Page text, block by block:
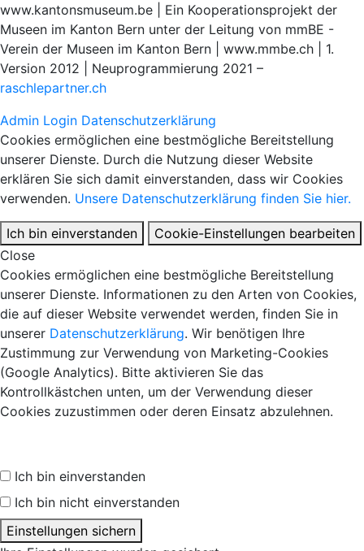
www.kantonsmuseum.be | Ein Kooperationsprojekt der
Museen im Kanton Bern unter der Leitung von mmBE -
Verein der Museen im Kanton Bern | www.mmbe.ch | 1.
Version 2012 | Neuprogrammierung 2021 –
raschlepartner.ch
Admin Login Datenschutzerklärung
Cookies ermöglichen eine bestmögliche Bereitstellung
unserer Dienste. Durch die Nutzung dieser Website
erklären Sie sich damit einverstanden, dass wir Cookies
verwenden. Unsere Datenschutzerklärung finden Sie hier.
Ich bin einverstanden
Cookie-Einstellungen bearbeiten
Close
Cookies ermöglichen eine bestmögliche Bereitstellung
unserer Dienste. Informationen zu den Arten von Cookies,
die auf dieser Website verwendet werden, finden Sie in
unserer Datenschutzerklärung. Wir benötigen Ihre
Zustimmung zur Verwendung von Marketing-Cookies
(Google Analytics). Bitte aktivieren Sie das
Kontrollkästchen unten, um der Verwendung dieser
Cookies zuzustimmen oder deren Einsatz abzulehnen.
Ich bin einverstanden
Ich bin nicht einverstanden
Einstellungen sichern